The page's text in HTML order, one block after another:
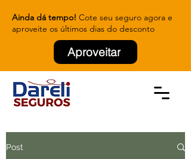
Ainda dá tempo! Cote seu seguro agora e
aproveite os últimos dias do desconto
Aproveitar
Post